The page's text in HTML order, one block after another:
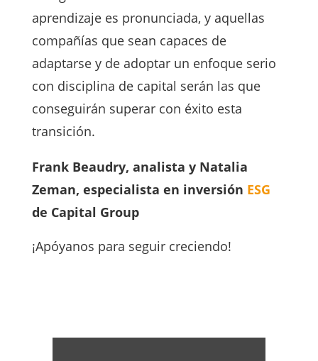
aprendizaje es pronunciada, y aquellas
compañías que sean capaces de
adaptarse y de adoptar un enfoque serio
con disciplina de capital serán las que
conseguirán superar con éxito esta
transición.
Frank Beaudry, analista y Natalia
Zeman, especialista en inversión ESG
de Capital Group
¡Apóyanos para seguir creciendo!